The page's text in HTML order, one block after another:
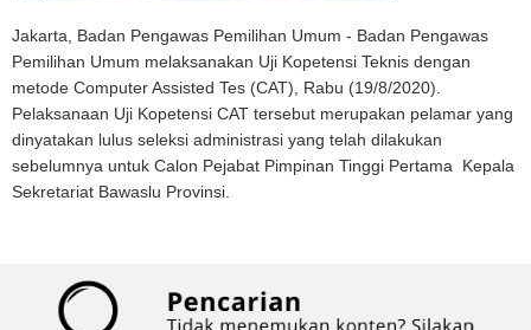
Jakarta, Badan Pengawas Pemilihan Umum - Badan Pengawas
Pemilihan Umum melaksanakan Uji Kopetensi Teknis dengan
metode Computer Assisted Tes (CAT), Rabu (19/8/2020).
Pelaksanaan Uji Kopetensi CAT tersebut merupakan pelamar yang
dinyatakan lulus seleksi administrasi yang telah dilakukan
sebelumnya untuk Calon Pejabat Pimpinan Tinggi Pertama Kepala
Sekretariat Bawaslu Provinsi.